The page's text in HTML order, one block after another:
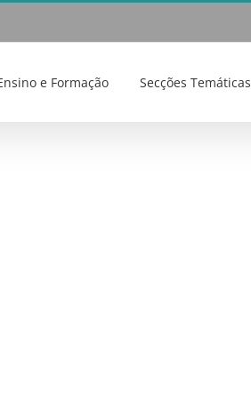
e Formação Secções Temáticas